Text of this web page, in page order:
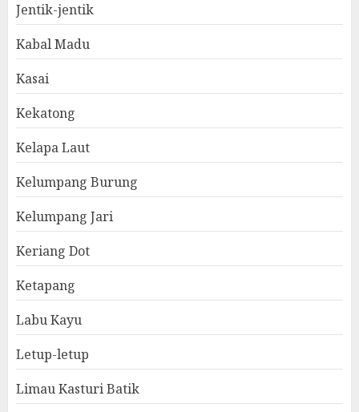
Jentik-jentik
Kabal Madu
Kasai
Kekatong
Kelapa Laut
Kelumpang Burung
Kelumpang Jari
Keriang Dot
Ketapang
Labu Kayu
Letup-letup
Limau Kasturi Batik